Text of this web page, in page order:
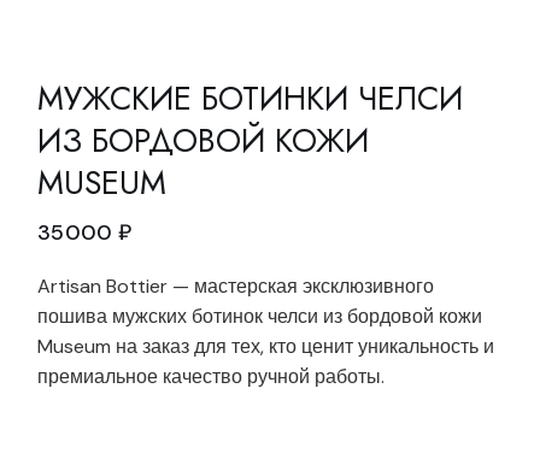
МУЖСКИЕ БОТИНКИ ЧЕЛСИ
ИЗ БОРДОВОЙ КОЖИ
MUSEUM
35000 ₽
Artisan Bottier — мастерская эксклюзивного
пошива мужских ботинок челси из бордовой кожи
Museum на заказ для тех, кто ценит уникальность и
премиальное качество ручной работы.